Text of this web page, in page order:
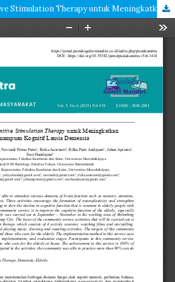
Penerapan Cognitive Stimulation Therapy untuk Meningkatkan Kemampuan Kognitif Lansia Demensia